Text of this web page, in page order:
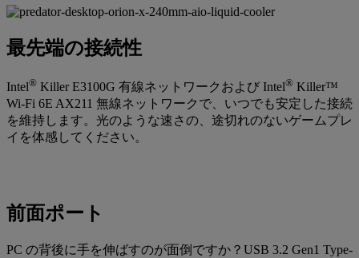
最先端の接続性
Intel® Killer E3100G 有線ネットワークおよび Intel® Killer™
Wi-Fi 6E AX211 無線ネットワークで、いつでも安定した接続
を維持します。光のような速さの、途切れのないゲームプレ
イを体感してください。
前面ポート
PC の背後に手を伸ばすのが面倒ですか？USB 3.2 Gen1 Type-